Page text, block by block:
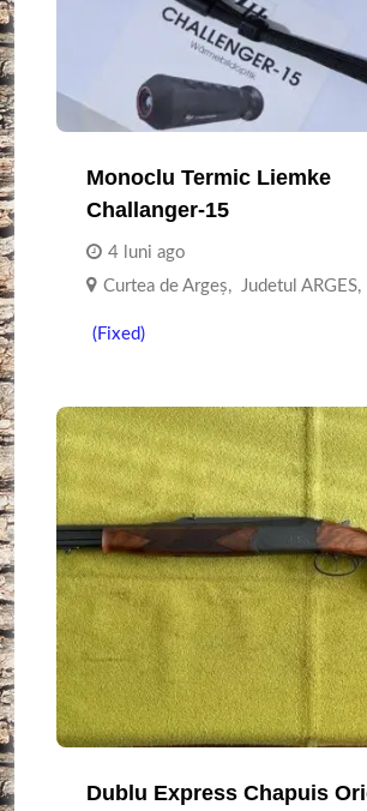
Monoclu Termic Liemke
Challanger-15
4 luni ago
Curtea de Argeş, Judetul ARGES,
(Fixed)
Dublu Express Chapuis